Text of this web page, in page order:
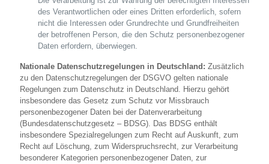
des Verantwortlichen oder eines Dritten erforderlich, sofern
nicht die Interessen oder Grundrechte und Grundfreiheiten
der betroffenen Person, die den Schutz personenbezogener
Daten erfordern, überwiegen.
Nationale Datenschutzregelungen in Deutschland: Zusätzlich
zu den Datenschutzregelungen der DSGVO gelten nationale
Regelungen zum Datenschutz in Deutschland. Hierzu gehört
insbesondere das Gesetz zum Schutz vor Missbrauch
personenbezogener Daten bei der Datenverarbeitung
(Bundesdatenschutzgesetz – BDSG). Das BDSG enthält
insbesondere Spezialregelungen zum Recht auf Auskunft, zum
Recht auf Löschung, zum Widerspruchsrecht, zur Verarbeitung
besonderer Kategorien personenbezogener Daten, zur